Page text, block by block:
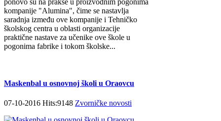
ponovo su na prakse u proizvodnim pogonima
kompanije "Alumina", čime se nastavlja
saradnja između ove kompanije i Tehničko
školskog centra u oblasti organizacije
praktične nastave za učenike ove škole u
pogonima fabrike i tokom školske...
Maskenbal u osnovnoj školi u Oraovcu
07-10-2016 Hits:9148 Zvorničke novosti